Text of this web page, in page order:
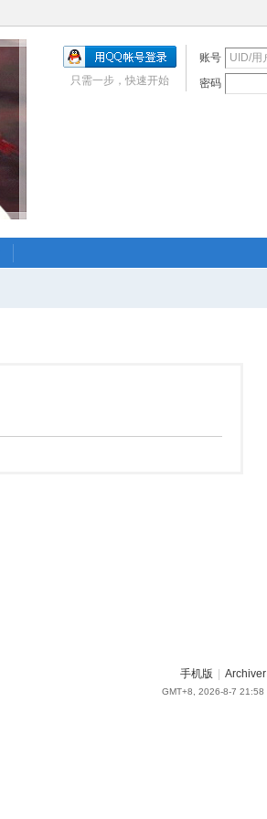
账号
密码
只需一步，快速开始
手机版 Archiver
GMT+8, 2026-8-7 21:58